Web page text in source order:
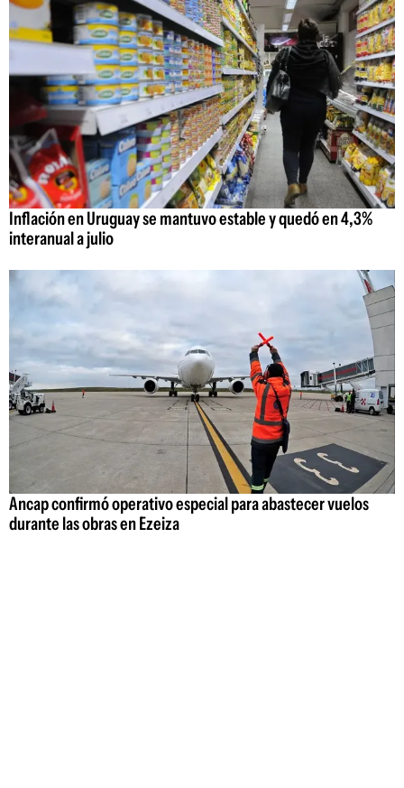
Inflación en Uruguay se mantuvo estable y quedó en 4,3%
interanual a julio
Ancap confirmó operativo especial para abastecer vuelos
durante las obras en Ezeiza